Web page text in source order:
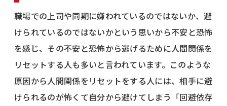
職場での上司や同期に嫌われているのではないか、避
けられているのではないかという思いから不安と恐怖
を感じ、その不安と恐怖から逃げるために人間関係を
リセットする人も多いと言われています。このような
原因から人間関係をリセットをする人には、相手に避
けられるのが怖くて自分から避けてしまう「回避依存